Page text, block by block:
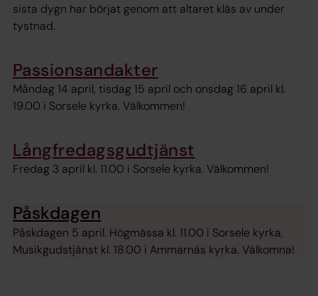
sista dygn har börjat genom att altaret kläs av under
tystnad.
Passionsandakter
Måndag 14 april, tisdag 15 april och onsdag 16 april kl.
19.00 i Sorsele kyrka. Välkommen!
Långfredagsgudtjänst
Fredag 3 april kl. 11.00 i Sorsele kyrka. Välkommen!
Påskdagen
Påskdagen 5 april. Högmässa kl. 11.00 i Sorsele kyrka,
Musikgudstjänst kl. 18.00 i Ammarnäs kyrka. Välkomna!